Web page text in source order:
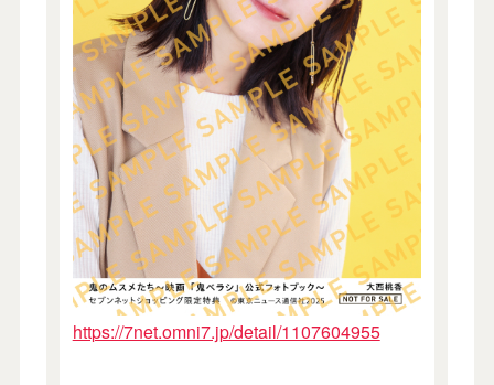
https://7net.omni7.jp/detail/1107604955